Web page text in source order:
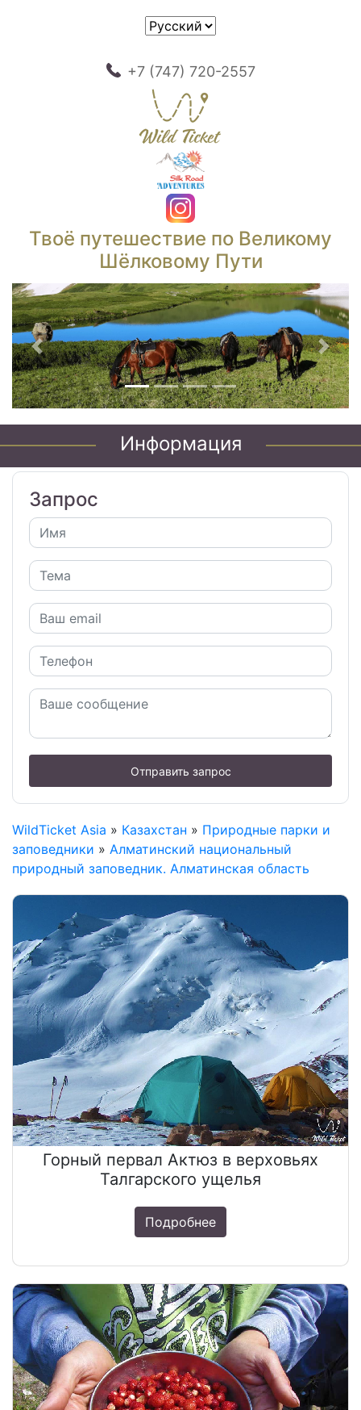
+7 (747) 720-2557
Твоё путешествие по Великому
Шёлковому Пути
Предыдущий
Информация
Запрос
Отправить запрос
WildTicket Asia » Казахстан » Природные парки и
заповедники » Алматинский национальный
природный заповедник. Алматинская область
Горный первал Актюз в верховьях
Талгарского ущелья
Подробнее